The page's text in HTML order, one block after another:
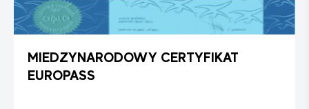
MIEDZYNARODOWY CERTYFIKAT
EUROPASS